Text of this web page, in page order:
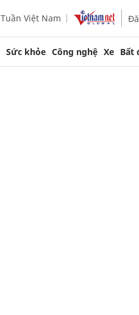
Tuần Việt Nam
Sức khỏe Công nghệ Xe Bất